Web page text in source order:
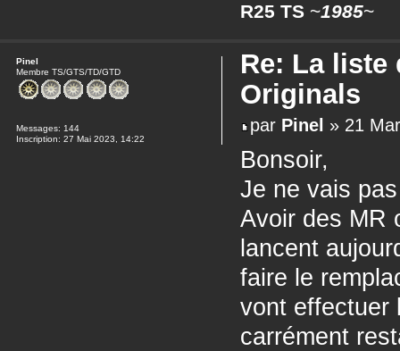
R25 TS ~1985~
Re: La liste
Originals
par Pinel » 21
Bonsoir,
Je ne vais
Avoir des MR
lancent
faire le
vont effectuer
carrément
Pinel
Membre TS/GTS/TD/GTD
Messages: 144
Inscription: 27 Mai 2023, 14:22